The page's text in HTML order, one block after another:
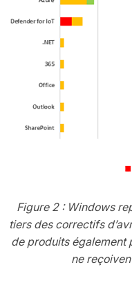
Figure 2 : Windows
tiers des correctifs
de produits également
ne